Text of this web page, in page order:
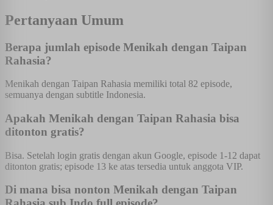
Pertanyaan Umum
Berapa jumlah episode Menikah dengan Taipan
Rahasia?
Menikah dengan Taipan Rahasia memiliki total 82 episode,
semuanya dengan subtitle Indonesia.
Apakah Menikah dengan Taipan Rahasia bisa
ditonton gratis?
Bisa. Setelah login gratis dengan akun Google, episode 1-12 dapat
ditonton gratis; episode 13 ke atas tersedia untuk anggota VIP.
Di mana bisa nonton Menikah dengan Taipan